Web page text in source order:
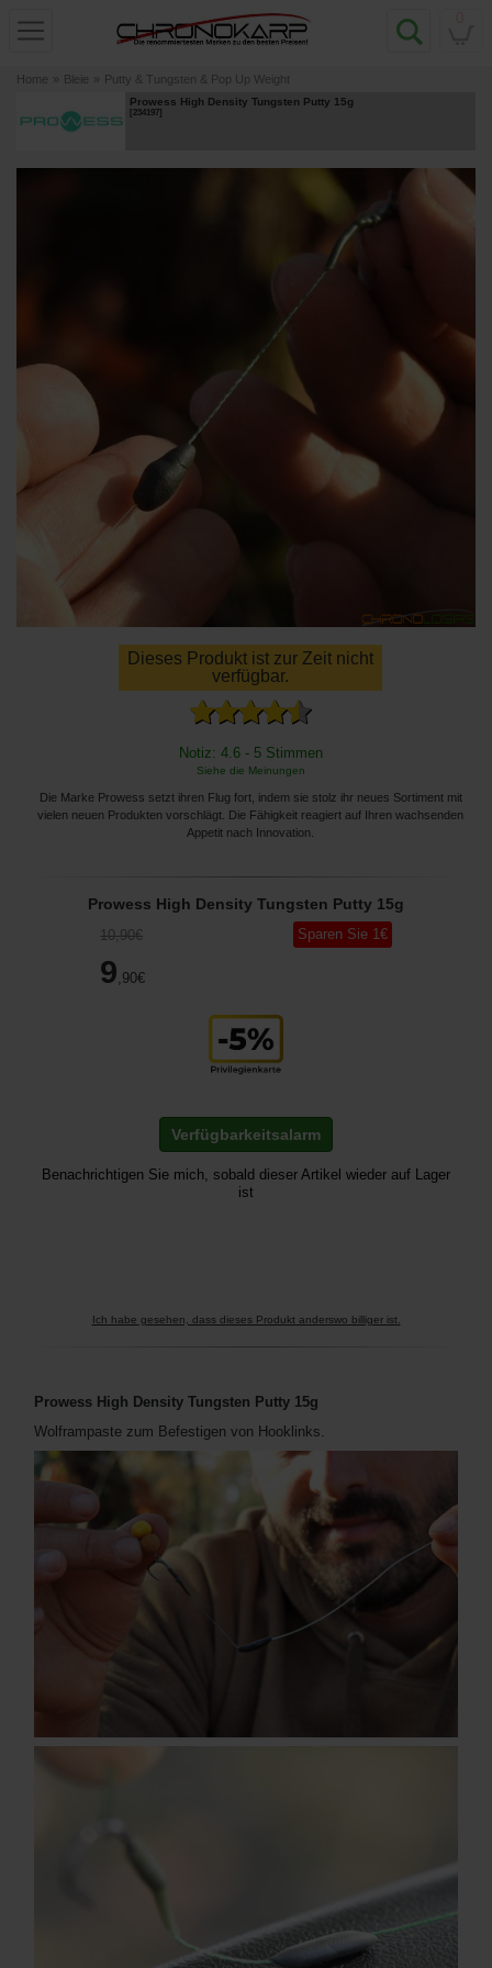
Home » Bleie » Putty & Tungsten & Pop Up Weight
Prowess High Density Tungsten Putty 15g
[234197]
Dieses Produkt ist zur Zeit nicht
verfügbar.
Notiz: 4.6 - 5 Stimmen
Siehe die Meinungen
Die Marke Prowess setzt ihren Flug fort, indem sie stolz ihr neues Sortiment mit
vielen neuen Produkten vorschlägt. Die Fähigkeit reagiert auf Ihren wachsenden
Appetit nach Innovation.
Prowess High Density Tungsten Putty 15g
10,90€
9,90€
Sparen Sie 1€
Verfügbarkeitsalarm
Benachrichtigen Sie mich, sobald dieser Artikel wieder auf Lager
ist
Ich habe gesehen, dass dieses Produkt anderswo billiger ist.
Prowess High Density Tungsten Putty 15g
Wolframpaste zum Befestigen von Hooklinks.